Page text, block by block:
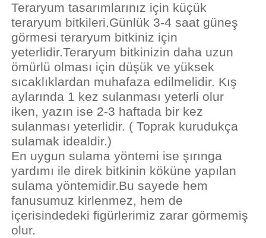
Teraryum tasarımlarınız için küçük
teraryum bitkileri.Günlük 3-4 saat güneş
görmesi teraryum bitkiniz için
yeterlidir.Teraryum bitkinizin daha uzun
ömürlü olması için düşük ve yüksek
sıcaklıklardan muhafaza edilmelidir. Kış
aylarında 1 kez sulanması yeterli olur
iken, yazın ise 2-3 haftada bir kez
sulanması yeterlidir. ( Toprak kurudukça
sulamak idealdir.)
En uygun sulama yöntemi ise şırınga
yardımı ile direk bitkinin köküne yapılan
sulama yöntemidir.Bu sayede hem
fanusumuz kirlenmez, hem de
içerisindedeki figürlerimiz zarar görmemiş
olur.